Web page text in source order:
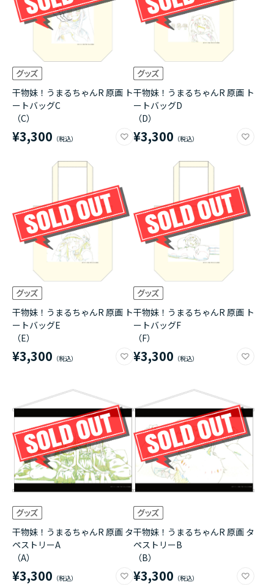
干物妹！うまるちゃんR 原画 ト
ートバッグC
（C）
¥3,300
干物妹！うまるちゃんR 原画 ト
ートバッグD
（D）
¥3,300
干物妹！うまるちゃんR 原画 ト
ートバッグE
（E）
¥3,300
干物妹！うまるちゃんR 原画 ト
ートバッグF
（F）
¥3,300
干物妹！うまるちゃんR 原画 タ
ペストリーA
（A）
¥3,300
干物妹！うまるちゃんR 原画 タ
ペストリーB
（B）
¥3,300